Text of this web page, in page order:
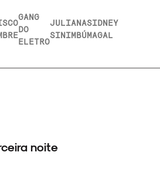
GANG
DO
ELETRO
JULIANA
SINIMBÚ
SIDNEY
MAGAL
noite